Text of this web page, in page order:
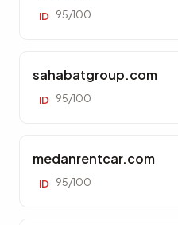
ID 95/100
sahabatgroup.com
ID 95/100
medanrentcar.com
ID 95/100